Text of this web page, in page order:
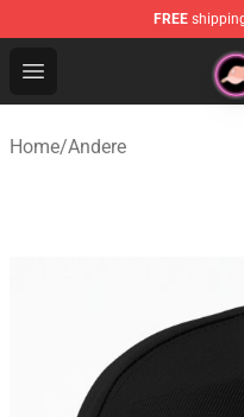
FREE
Open menu
Anime Cap Shop -
Home/Andere